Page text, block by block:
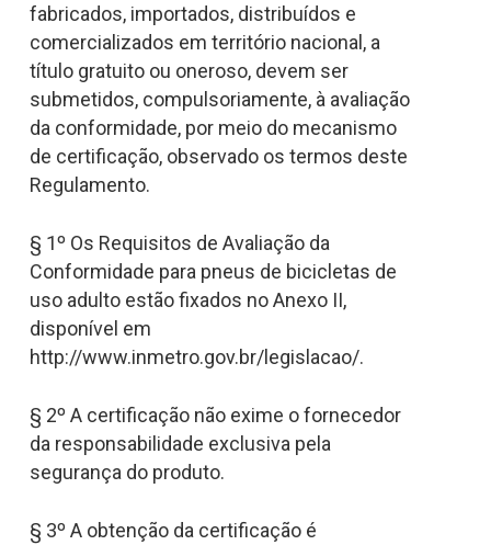
fabricados, importados, distribuídos e
comercializados em território nacional, a
título gratuito ou oneroso, devem ser
submetidos, compulsoriamente, à avaliação
da conformidade, por meio do mecanismo
de certificação, observado os termos deste
Regulamento.
§ 1º Os Requisitos de Avaliação da
Conformidade para pneus de bicicletas de
uso adulto estão fixados no Anexo II,
disponível em
http://www.inmetro.gov.br/legislacao/.
§ 2º A certificação não exime o fornecedor
da responsabilidade exclusiva pela
segurança do produto.
§ 3º A obtenção da certificação é